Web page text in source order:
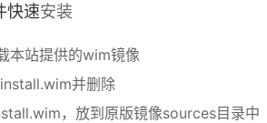
快速安装
本站提供的wim镜像
并删除
，放到原版镜像sources目录中